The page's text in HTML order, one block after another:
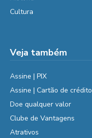
Cultura
Veja também
Assine | PIX
Assine | Cartão de crédito
Doe qualquer valor
Clube de Vantagens
Atrativos